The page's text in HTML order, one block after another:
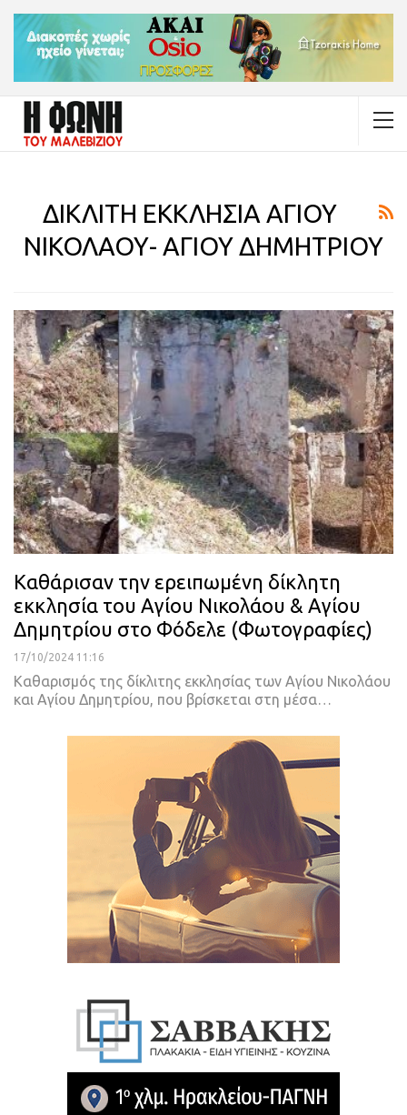
ΔΙΚΛΙΤΗ ΕΚΚΛΗΣΙΑ ΑΓΙΟΥ
ΝΙΚΟΛΑΟΥ- ΑΓΙΟΥ ΔΗΜΗΤΡΙΟΥ
Καθάρισαν την ερειπωμένη δίκλητη
εκκλησία του Αγίου Νικολάου & Αγίου
Δημητρίου στο Φόδελε (Φωτογραφίες)
17/10/2024 11:16
Καθαρισμός της δίκλιτης εκκλησίας των Αγίου Νικολάου
και Αγίου Δημητρίου, που βρίσκεται στη μέσα…